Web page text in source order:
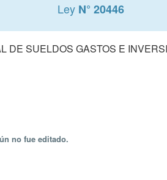
Ley N° 20446
DE SUELDOS GASTOS E
no fue editado.